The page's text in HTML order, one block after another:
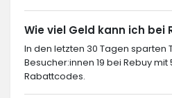
Wie viel Geld kann ich bei
In den letzten 30 Tagen sparten
Besucher:innen 19 bei Rebuy
Rabattcodes.